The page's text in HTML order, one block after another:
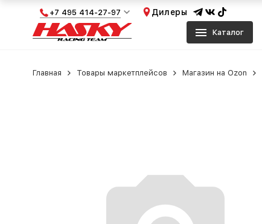
+7 495 414-27-97 Дилеры
Каталог
Главная Товары маркетплейсов Магазин на Ozon